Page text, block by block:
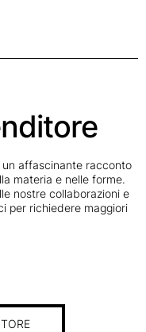
affascinante racconto
materia e nelle forme.
nostre collaborazioni e
per richiedere maggiori